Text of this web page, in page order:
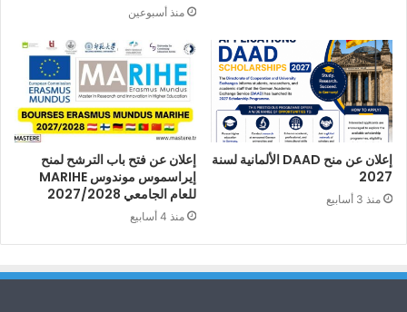
منذ أسبوعين
إعلان عن منح DAAD الألمانية لسنة
2027
منذ 3 أسابيع
إعلان عن فتح باب الترشح لمنح
إيراسموس موندوس MARIHE
للعام الجامعي 2027/2028
منذ 4 أسابيع